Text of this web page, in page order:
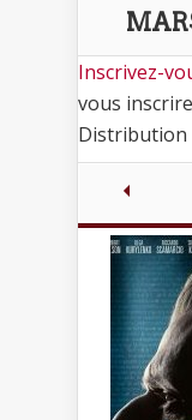
Inscrivez-
vous
Distribution